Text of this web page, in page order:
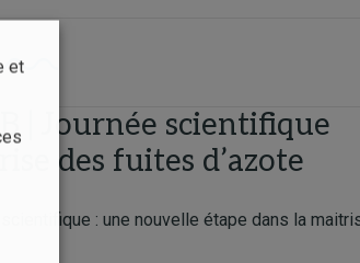
| Journée scientifique
des fuites d’azote
scientifique : une nouvelle étape dans la
et